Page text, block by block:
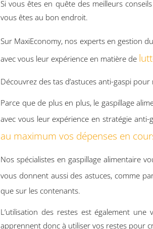
Si vous êtes en quête des meilleurs
vous êtes au bon endroit.
Sur MaxiEconomy, nos experts en gestion
avec vous leur expérience en matière de
Découvrez des tas d’astuces anti-gaspi
Parce que de plus en plus, le gaspillage
avec vous leur expérience en stratégie
au maximum vos dépenses en
Nos spécialistes en gaspillage alimentaire
vous donnent aussi des astuces, comme
que sur les contenants.
L’utilisation des restes est également
apprennent donc à utiliser vos restes pour